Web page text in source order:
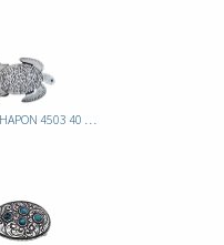
HEBILLA CHAPON 4503 40 ITA TORTUGA